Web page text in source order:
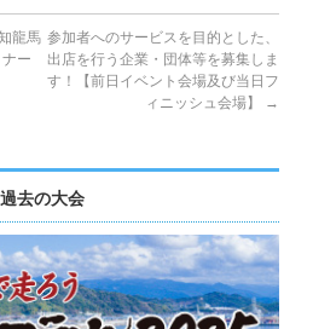
龍馬
ー
参加者へのサービスを目的とした、
出店を行う企業・団体等を募集しま
す！【前日イベント会場及び当日フ
ィニッシュ会場】
→
過去の大会